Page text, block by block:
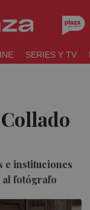
SERIES Y TV
e instituciones
al fotógrafo